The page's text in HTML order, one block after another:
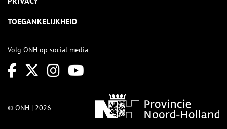
TOEGANKELIJKHEID
Volg ONH op social media
© ONH | 2026